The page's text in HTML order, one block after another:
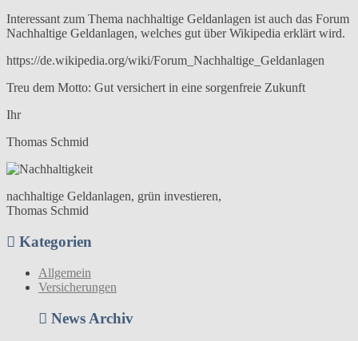
Interessant zum Thema nachhaltige Geldanlagen ist auch das Forum
Nachhaltige Geldanlagen, welches gut über Wikipedia erklärt wird.
https://de.wikipedia.org/wiki/Forum_Nachhaltige_Geldanlagen
Treu dem Motto: Gut versichert in eine sorgenfreie Zukunft
Ihr
Thomas Schmid
nachhaltige Geldanlagen, grün investieren,
Thomas Schmid
Kategorien
Allgemein
Versicherungen
News Archiv